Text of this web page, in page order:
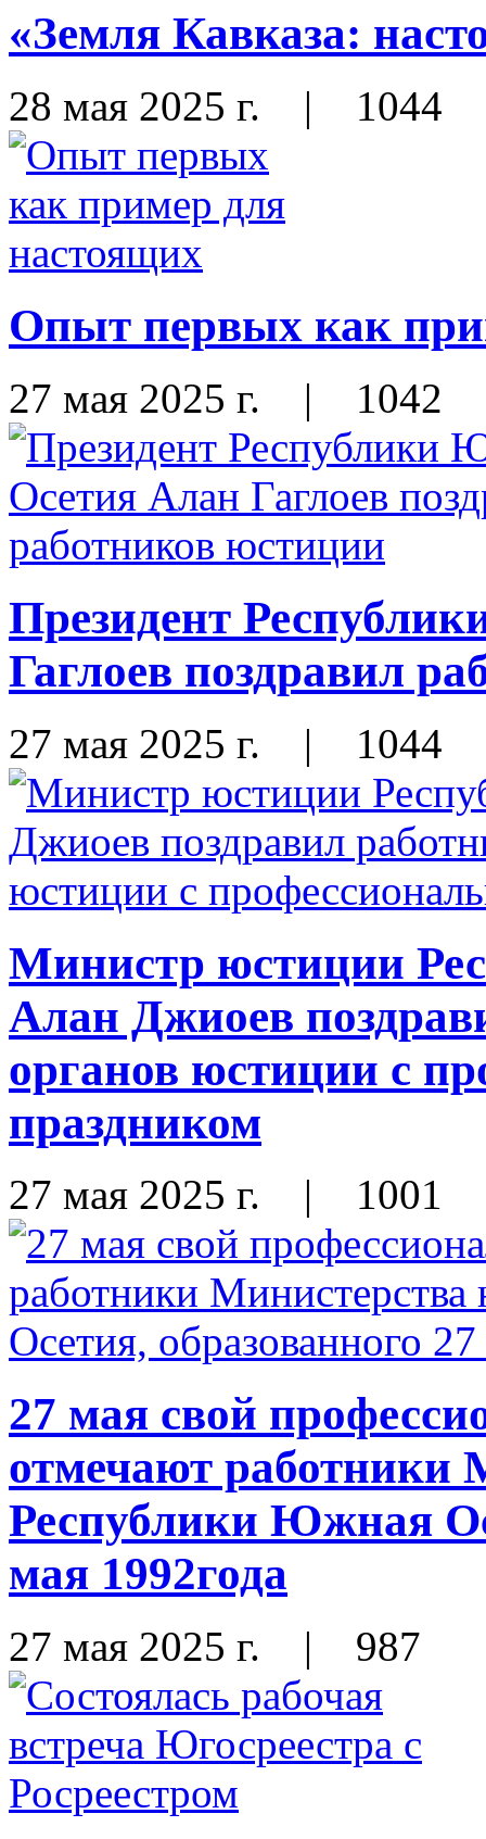
«Земля Кавказа:
28 мая 2025 г. | 1044
Опыт первых как
27 мая 2025 г. | 1042
Президент
Гаглоев поздравил
27 мая 2025 г. | 1044
Министр юстиции
Алан Джиоев
органов юстиции с
праздником
27 мая 2025 г. | 1001
27 мая свой
отмечают работники
Республики Южная
мая 1992года
27 мая 2025 г. | 987